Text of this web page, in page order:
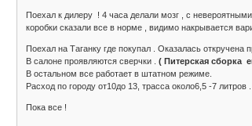
Поехал к дилеру ! 4 часа делали мозг , с
коробки сказали все в норме , видимо накрывается
Поехал на Таганку где покупал . Оказалась откручена
В салоне проявляются сверчки . ( Питерская сборка
В остальном все работает в штатном режиме.
Расход по городу от10до 13, трасса около6,5 -7 литров .
Пока все !